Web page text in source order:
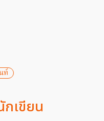
ท์
กเขียน